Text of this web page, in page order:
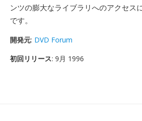
ンツの膨大なライブラリへのアクセス
です。
開発元: DVD Forum
初回リリース: 9月 1996